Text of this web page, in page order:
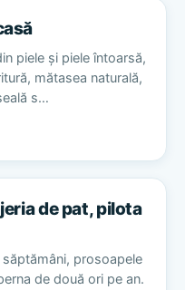
piele și piele întoarsă,
mătasea naturală,
s…
de pat, pilota
săptămâni, prosoapele
de două ori pe an.